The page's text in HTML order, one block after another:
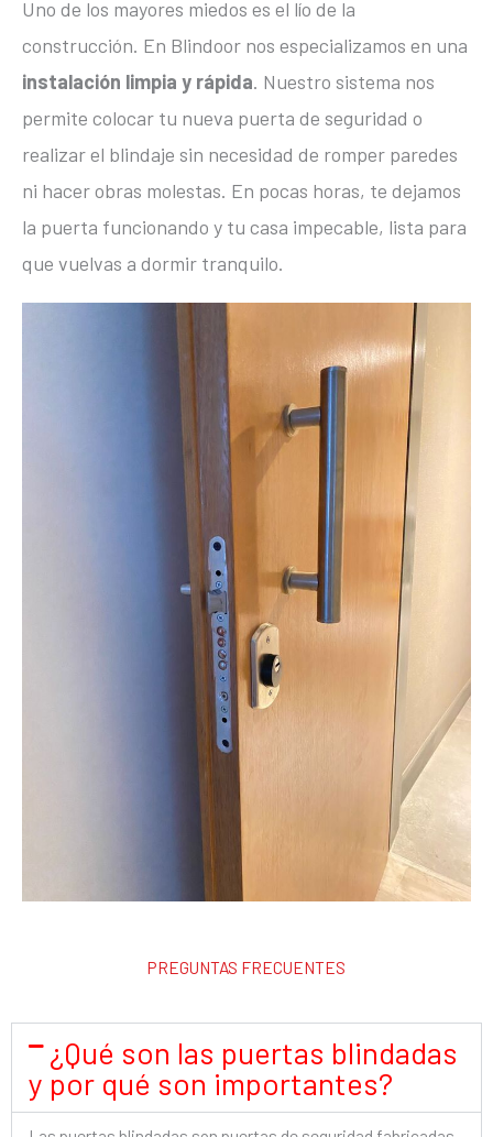
Uno de los mayores miedos es el lío de la
construcción. En Blindoor nos especializamos en una
instalación limpia y rápida. Nuestro sistema nos
permite colocar tu nueva puerta de seguridad o
realizar el blindaje sin necesidad de romper paredes
ni hacer obras molestas. En pocas horas, te dejamos
la puerta funcionando y tu casa impecable, lista para
que vuelvas a dormir tranquilo.
PREGUNTAS FRECUENTES
¿Qué son las puertas blindadas
y por qué son importantes?